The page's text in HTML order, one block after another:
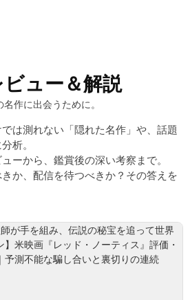
ュー＆解説
作に出会うために。
は測れない「隠れた名作」や、話題
析。
ーから、鑑賞後の深い考察まで。
か、配信を待つべきか？その答えを